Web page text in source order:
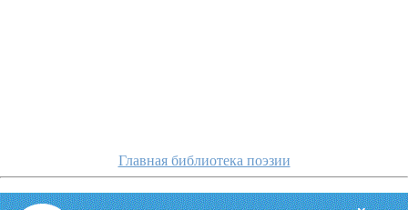
Главная библиотека поэзии